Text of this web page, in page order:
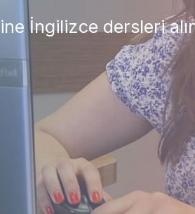
İngilizce dersleri